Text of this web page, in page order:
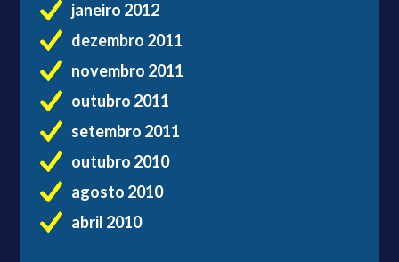
janeiro 2012
dezembro 2011
novembro 2011
outubro 2011
setembro 2011
outubro 2010
agosto 2010
abril 2010